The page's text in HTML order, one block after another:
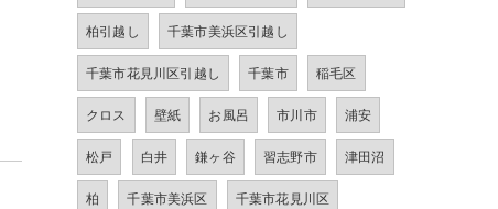
柏引越し 千葉市美浜区引越し
千葉市花見川区引越し 千葉市 稲毛区
クロス 壁紙 お風呂 市川市 浦安
松戸 白井 鎌ヶ谷 習志野市 津田沼
柏 千葉市美浜区 千葉市花見川区